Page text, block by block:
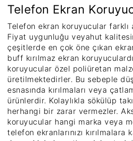
Telefon Ekran
Telefon ekran koruyucular
Fiyat uygunluğu veyahut
çeşitlerde en çok öne çıkan
buff kırılmaz ekran
koruyucular özel poliüretan
üretilmektedirler. Bu sebeple
esnasında kırılmaları veya
ürünlerdir. Kolaylıkla sökülüp
herhangi bir zarar vermezler.
koruyucular hangi marka veya
telefon ekranlarınızı kırılmalara